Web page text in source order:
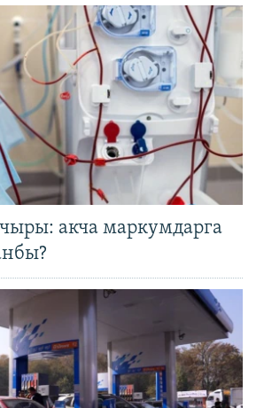
акча маркумдарга